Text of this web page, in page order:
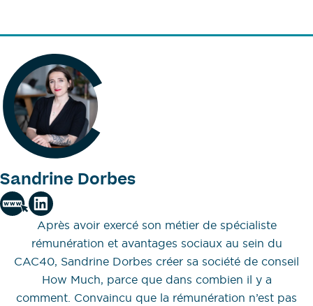
Sandrine Dorbes
Après avoir exercé son métier de spécialiste
rémunération et avantages sociaux au sein du
CAC40, Sandrine Dorbes créer sa société de conseil
How Much, parce que dans combien il y a
comment. Convaincu que la rémunération n’est pas